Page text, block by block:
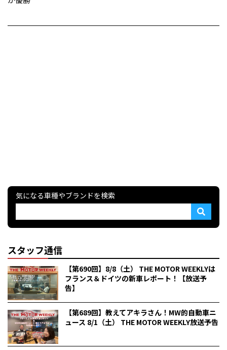
気になる車種やブランドを検索
スタッフ通信
【第690回】8/8（土） THE MOTOR WEEKLYは
フランス＆ドイツの新車レポート！【放送予
告】
【第689回】教えてアキラさん！MW的自動車ニ
ュース 8/1（土） THE MOTOR WEEKLY放送予告